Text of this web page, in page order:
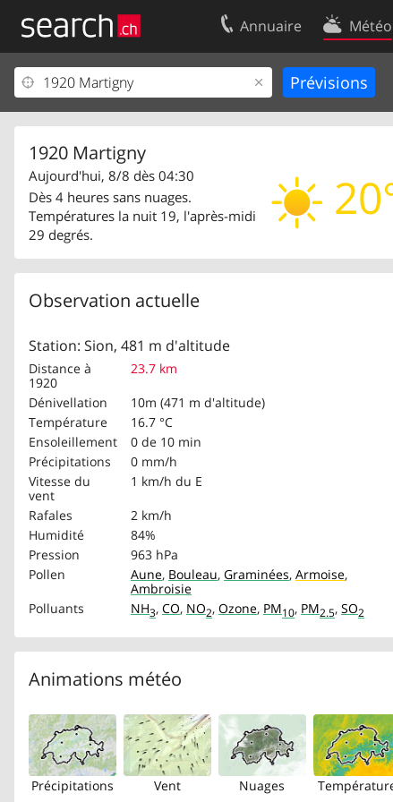
Annuaire Météo
1920 Martigny
Aujourd'hui, 8/8 dès 04:30
Dès 4 heures sans nuages.
Températures la nuit 19, l'après-midi
29 degrés.
Observation actuelle
Station: Sion, 481 m d'altitude
Distance à
1920
23.7 km
Dénivellation
10m (471 m d'altitude)
Température
16.7 °C
Ensoleillement
0 de 10 min
Précipitations
0 mm/h
Vitesse du
vent
1 km/h du E
Rafales
2 km/h
Humidité
84%
Pression
963 hPa
Pollen
Aune, Bouleau, Graminées, Armoise,
Ambroisie
Polluants
NH3, CO, NO2, Ozone, PM10, PM2.5, SO2
Animations météo
Précipitations Vent Nuages
Votre inscription
Centre clients
Contact
Conditions